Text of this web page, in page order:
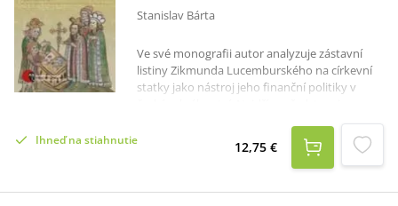
Stanislav Bárta
Ve své monografii autor analyzuje zástavní
listiny Zikmunda Lucemburského na církevní
statky jako nástroj jeho finanční politiky v
dostupné prameny a dosavadní historickou
literaturu na téma zástav církevních statků a
jejich sekularizace. Hlavní část knihy tvoří
rozbor Zikmundových zástavních listin na
církevní statky v chronologickém sledu. Tento
Ihneď na stiahnutie 12,75 €